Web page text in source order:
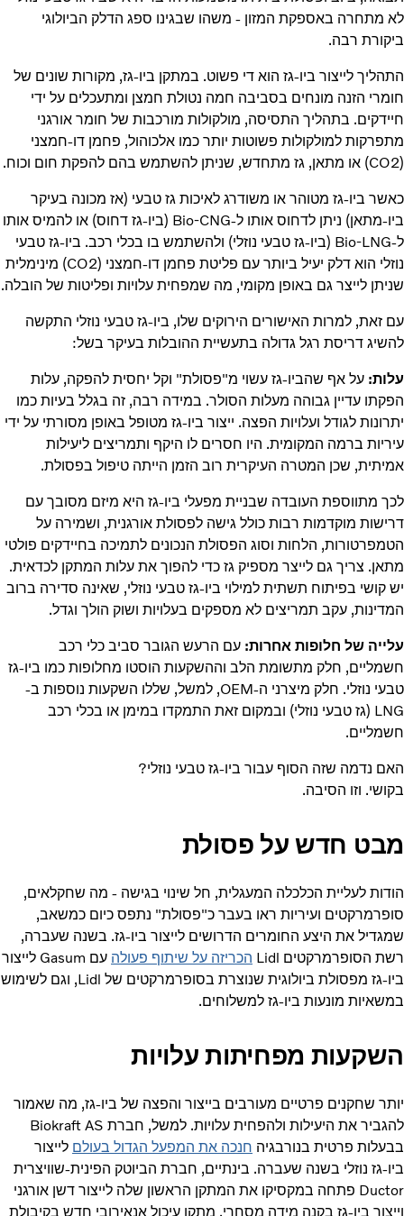
לא מתחרה באספקת המזון - משהו שבגינו ספג הדלק הביולוגי
ביקורת רבה.
התהליך לייצור ביו-גז הוא די פשוט. במתקן ביו-גז, מקורות שונים של
חומרי הזנה מונחים בסביבה חמה נטולת חמצן ומתעכלים על ידי
חיידקים. בתהליך התסיסה, מולקולות מורכבות של חומר אורגני
מתפרקות למולקולות פשוטות יותר כמו אלכוהול, פחמן דו-חמצני
(CO2) או מתאן, גז מתחדש, שניתן להשתמש בהם להפקת חום וכוח.
כאשר ביו-גז מטוהר או משודרג לאיכות גז טבעי (אז מכונה בעיקר
ביו-מתאן) ניתן לדחוס אותו ל-Bio-CNG (ביו-גז דחוס) או להמיס אותו
ל-Bio-LNG (ביו-גז טבעי נוזלי) ולהשתמש בו בכלי רכב. ביו-גז טבעי
נוזלי הוא דלק יעיל ביותר עם פליטת פחמן דו-חמצני (CO2) מינימלית
שניתן לייצר גם באופן מקומי, מה שמפחית עלויות ופליטות של הובלה.
עם זאת, למרות האישורים הירוקים שלו, ביו-גז טבעי נוזלי התקשה
להשיג דריסת רגל גדולה בתעשיית ההובלות בעיקר בשל:
עלות: על אף שהביו-גז עשוי מ"פסולת" וקל יחסית להפקה, עלות
הפקתו עדיין גבוהה מעלות הסולר. במידה רבה, זה בגלל בעיות כמו
יתרונות לגודל ועלויות הפצה. ייצור ביו-גז מטופל באופן מסורתי על ידי
עיריות ברמה המקומית. היו חסרים לו היקף ותמריצים ליעילות
אמיתית, שכן המטרה העיקרית רוב הזמן הייתה טיפול בפסולת.
לכך מתווספת העובדה שבניית מפעלי ביו-גז היא מיזם מסובך עם
דרישות מוקדמות רבות כולל גישה לפסולת אורגנית, ושמירה על
הטמפרטורות, הלחות וסוג הפסולת הנכונים לתמיכה בחיידקים פולטי
מתאן. צריך גם לייצר מספיק גז כדי להפוך את עלות המתקן לכדאית.
יש קושי בפיתוח תשתית למילוי ביו-גז טבעי נוזלי, שאינה סדירה ברוב
המדינות, עקב תמריצים לא מספקים בעלויות ושוק הולך וגדל.
עלייה של חלופות אחרות: עם הרעש הגובר סביב כלי רכב
חשמליים, חלק מתשומת הלב וההשקעות הוסטו מחלופות כמו ביו-גז
טבעי נוזלי. חלק מיצרני ה-OEM, למשל, שללו השקעות נוספות ב-
LNG (גז טבעי נוזלי) ובמקום זאת התמקדו במימן או בכלי רכב
חשמליים.
האם נדמה שזה הסוף עבור ביו-גז טבעי נוזלי?
בקושי. וזו הסיבה.
מבט חדש על פסולת
הודות לעליית הכלכלה המעגלית, חל שינוי בגישה - מה שחקלאים,
סופרמרקטים ועיריות ראו בעבר כ"פסולת" נתפס כיום כמשאב,
שמגדיל את היצע החומרים הדרושים לייצור ביו-גז. בשנה שעברה,
רשת הסופרמרקטים Lidl
הכריזה על שיתוף פעולה
עם Gasum לייצור
ביו-גז מפסולת ביולוגית שנוצרת בסופרמרקטים של Lidl, וגם לשימוש
במשאיות מונעות ביו-גז למשלוחים.
השקעות מפחיתות עלויות
יותר שחקנים פרטיים מעורבים בייצור והפצה של ביו-גז, מה שאמור
להגביר את היעילות ולהפחית עלויות. למשל, חברת Biokraft AS
בבעלות פרטית בנורבגיה חנכה את המפעל הגדול בעולם לייצור
ביו-גז נוזלי בשנה שעברה. בינתיים, חברת הביוטק הפינית-שוויצרית
Ductor פתחה במקסיקו את המתקן הראשון שלה לייצור דשן אורגני
וייצור ביו-גז בקנה מידה מסחרי. מתקן עיכול אנאירובי חדש בקיבולת